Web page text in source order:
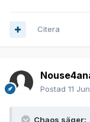
Citera
Postad 11
Chaos säger: